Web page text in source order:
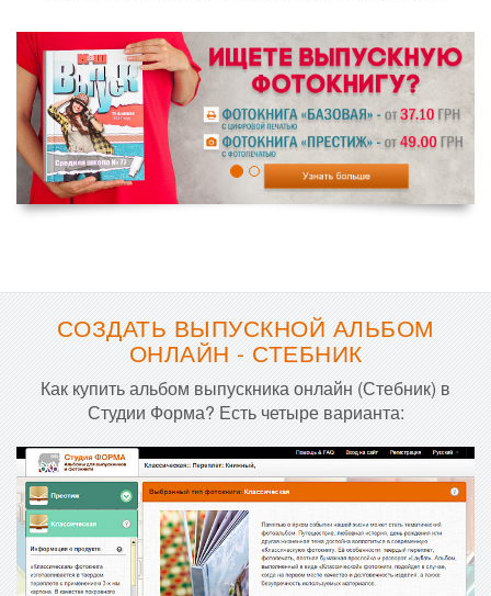
СОЗДАТЬ ВЫПУСКНОЙ АЛЬБОМ
ОНЛАЙН - СТЕБНИК
Как купить альбом выпускника онлайн (Стебник) в
Студии Форма? Есть четыре варианта: